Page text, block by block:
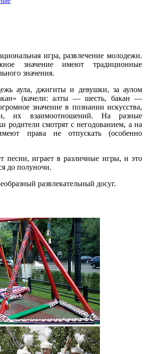
игра, развлечение молодежи.
значение имеют традиционные
значения.
аула, джигиты и девушки, за аулом
(качели: алты — шесть, бакан —
значение в познании искусства,
их взаимоотношений. На разные
родители смотрят с негодованием, а на
права не отпускать (особенно
песни, играет в различные игры, и это
до полуночи.
развлекательный досуг.